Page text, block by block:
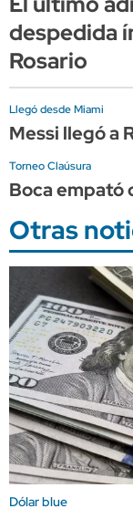
despedida
Rosario
Llegó desde Miami
Messi llegó a
Torneo Claúsura
Boca empató
Otras
Dólar blue